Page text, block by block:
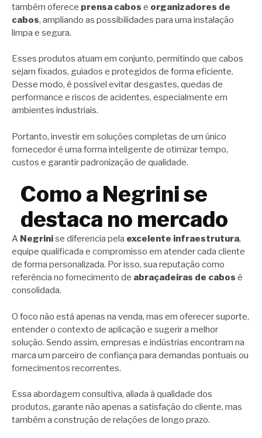
também oferece prensa cabos e organizadores de
cabos, ampliando as possibilidades para uma instalação
limpa e segura.
Esses produtos atuam em conjunto, permitindo que cabos
sejam fixados, guiados e protegidos de forma eficiente.
Desse modo, é possível evitar desgastes, quedas de
performance e riscos de acidentes, especialmente em
ambientes industriais.
Portanto, investir em soluções completas de um único
fornecedor é uma forma inteligente de otimizar tempo,
custos e garantir padronização de qualidade.
Como a Negrini se
destaca no mercado
A Negrinise diferencia pela excelente infraestrutura,
equipe qualificada e compromisso em atender cada cliente
de forma personalizada. Por isso, sua reputação como
referência no fornecimento de abraçadeiras de cabos é
consolidada.
O foco não está apenas na venda, mas em oferecer suporte,
entender o contexto de aplicação e sugerir a melhor
solução. Sendo assim, empresas e indústrias encontram na
marca um parceiro de confiança para demandas pontuais ou
fornecimentos recorrentes.
Essa abordagem consultiva, aliada à qualidade dos
produtos, garante não apenas a satisfação do cliente, mas
também a construção de relações de longo prazo.